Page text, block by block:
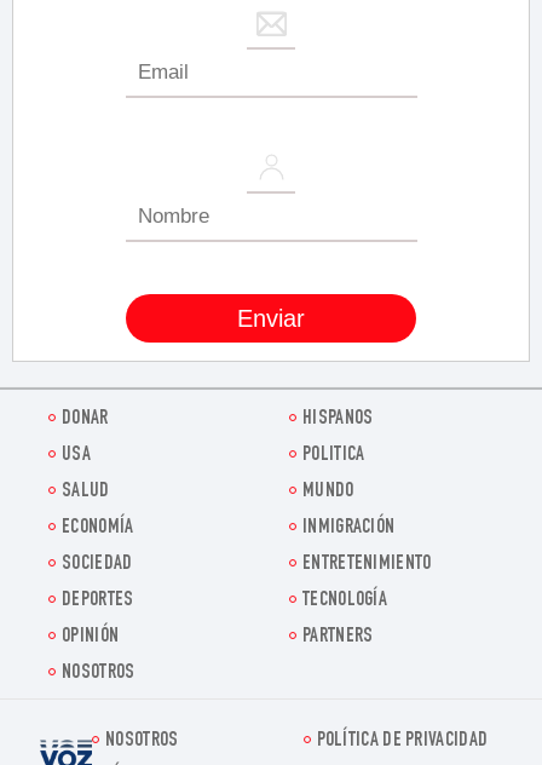
DONAR
HISPANOS
USA
POLITICA
SALUD
MUNDO
ECONOMÍA
INMIGRACIÓN
SOCIEDAD
ENTRETENIMIENTO
DEPORTES
TECNOLOGÍA
OPINIÓN
PARTNERS
NOSOTROS
Voz.us
NOSOTROS POLÍTICA DE PRIVACIDAD